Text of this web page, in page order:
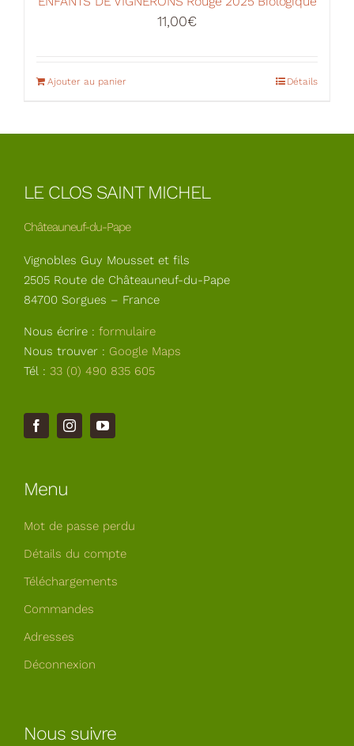
11,00€
Ajouter au panier Détails
LE CLOS SAINT MICHEL
Châteauneuf-du-Pape
Vignobles Guy Mousset et fils
2505 Route de Châteauneuf-du-Pape
84700 Sorgues – France
Nous écrire : formulaire
Nous trouver : Google Maps
Tél : 33 (0) 490 835 605
Menu
Mot de passe perdu
Détails du compte
Téléchargements
Commandes
Adresses
Déconnexion
Nous suivre